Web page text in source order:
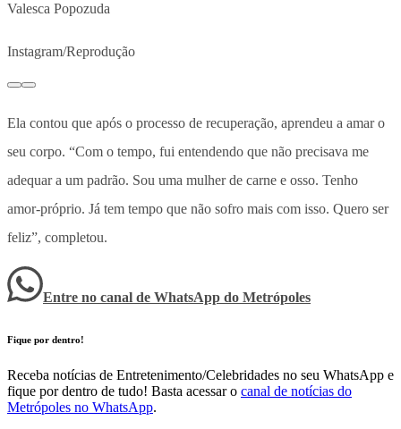
Valesca Popozuda
Instagram/Reprodução
Ela contou que após o processo de recuperação, aprendeu a amar o
seu corpo. “Com o tempo, fui entendendo que não precisava me
adequar a um padrão. Sou uma mulher de carne e osso. Tenho
amor-próprio. Já tem tempo que não sofro mais com isso. Quero ser
feliz”, completou.
Entre no canal de WhatsApp do Metrópoles
Fique por dentro!
Receba notícias de Entretenimento/Celebridades no seu WhatsApp e
fique por dentro de tudo! Basta acessar o canal de notícias do
Metrópoles no WhatsApp.